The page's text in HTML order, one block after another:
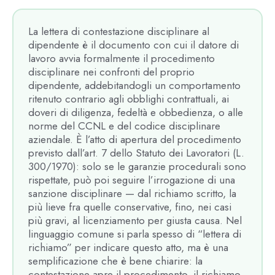
La lettera di contestazione disciplinare al
dipendente è il documento con cui il datore di
lavoro avvia formalmente il procedimento
disciplinare nei confronti del proprio
dipendente, addebitandogli un comportamento
ritenuto contrario agli obblighi contrattuali, ai
doveri di diligenza, fedeltà e obbedienza, o alle
norme del CCNL e del codice disciplinare
aziendale. È l’atto di apertura del procedimento
previsto dall’art. 7 dello Statuto dei Lavoratori (L.
300/1970): solo se le garanzie procedurali sono
rispettate, può poi seguire l’irrogazione di una
sanzione disciplinare — dal richiamo scritto, la
più lieve fra quelle conservative, fino, nei casi
più gravi, al licenziamento per giusta causa. Nel
linguaggio comune si parla spesso di “lettera di
richiamo” per indicare questo atto, ma è una
semplificazione che è bene chiarire: la